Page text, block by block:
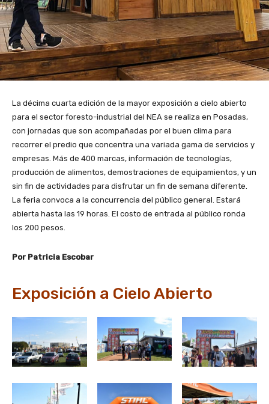
La décima cuarta edición de la mayor exposición a cielo abierto
para el sector foresto-industrial del NEA se realiza en Posadas,
con jornadas que son acompañadas por el buen clima para
recorrer el predio que concentra una variada gama de servicios y
empresas. Más de 400 marcas, información de tecnologías,
producción de alimentos, demostraciones de equipamientos, y un
sin fin de actividades para disfrutar un fin de semana diferente.
La feria convoca a la concurrencia del público general. Estará
abierta hasta las 19 horas. El costo de entrada al público ronda
los 200 pesos.
Por Patricia Escobar
Exposición a Cielo Abierto